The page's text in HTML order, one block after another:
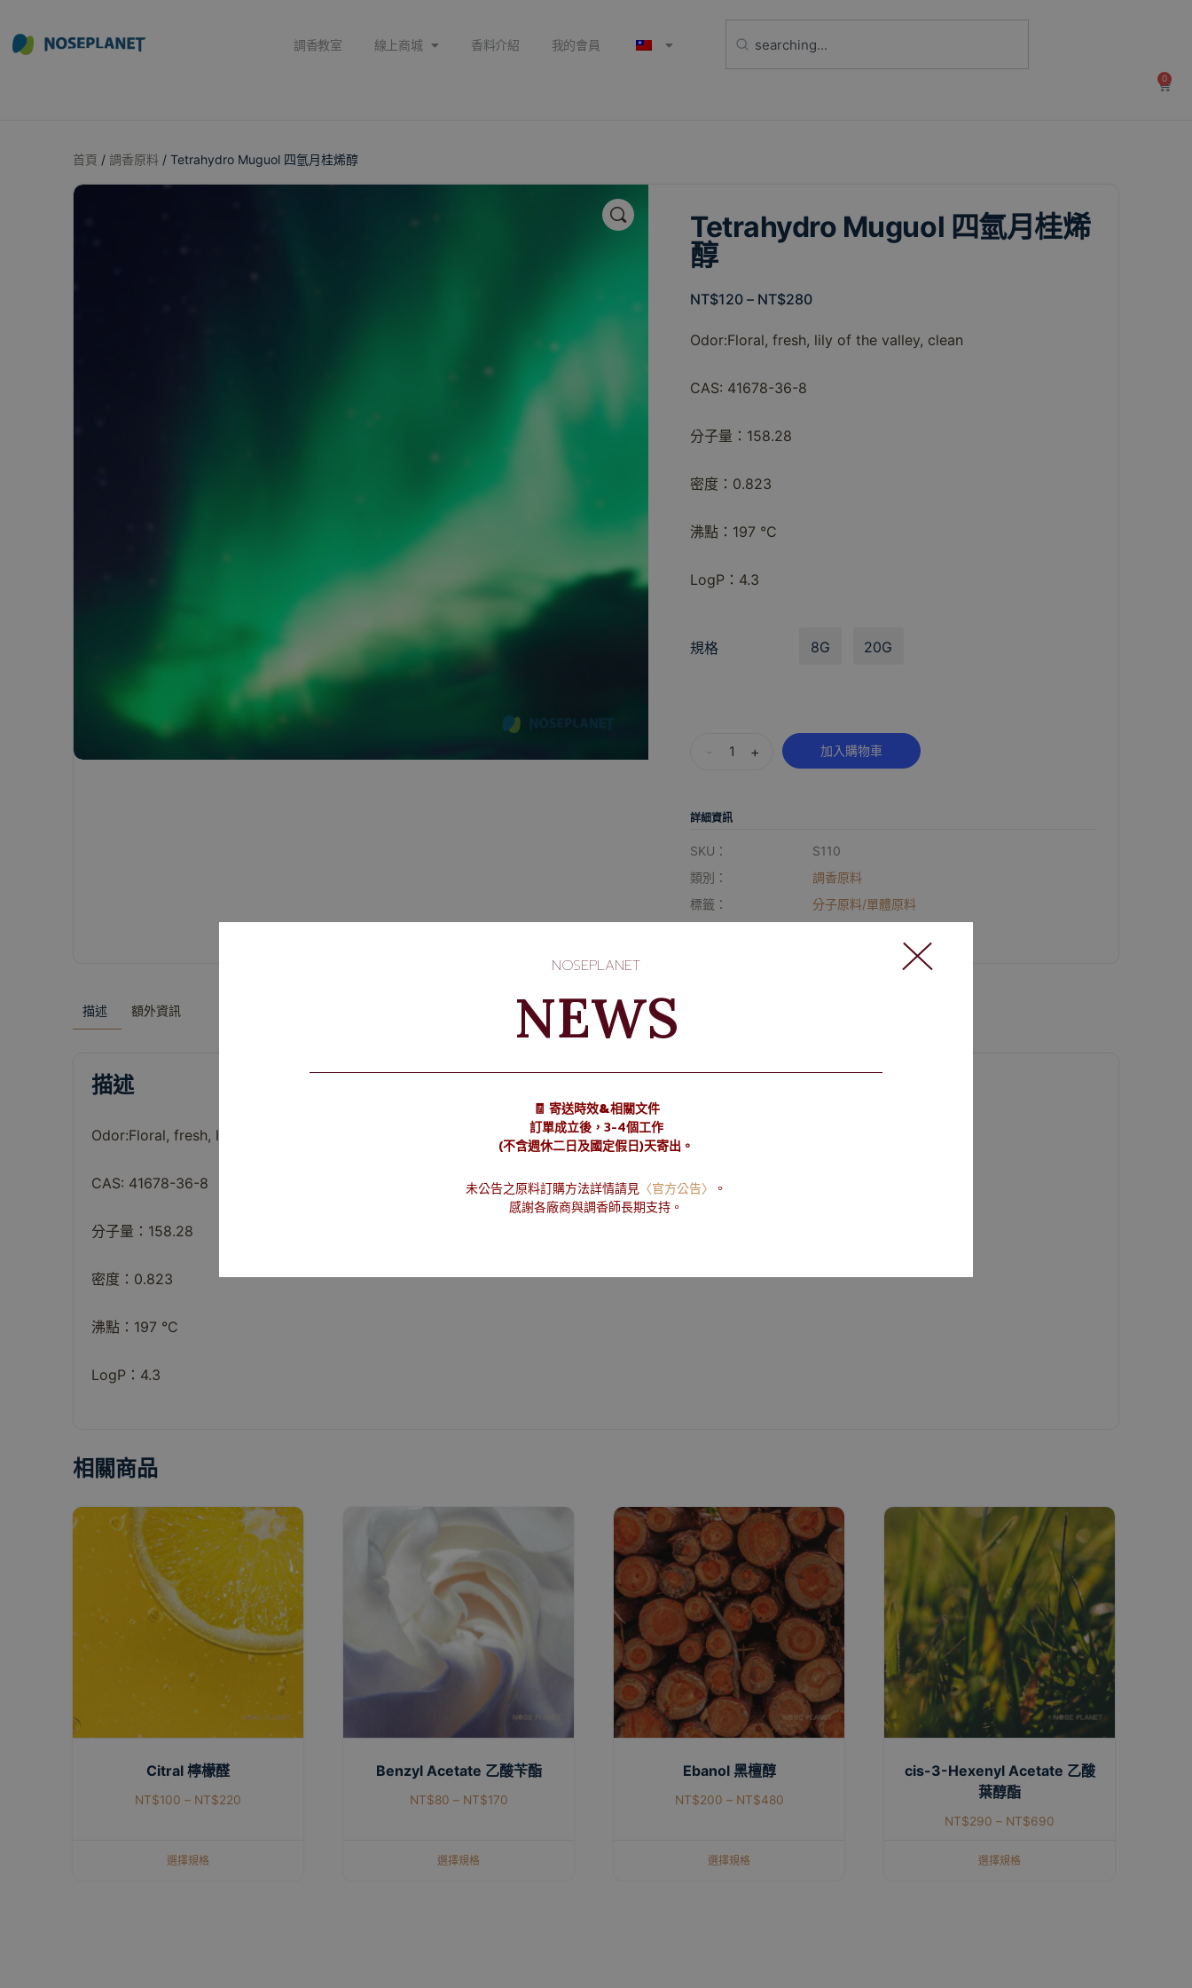
調香教室 線上商城 香料介紹 我的會員
0
首頁 / 調香原料 / Tetrahydro Muguol 四氫月桂烯醇
🔍
Tetrahydro Muguol 四氫月桂烯
醇
NT$120 – NT$280
Odor:Floral, fresh, lily of the valley, clean
CAS: 41678-36-8
分子量：158.28
密度：0.823
沸點：197 °C
LogP：4.3
規格 8G 20G
+ 加入購物車
詳細資訊
SKU：
S110
類別：
調香原料
標籤：
分子原料/單體原料
描述 額外資訊
描述
Odor:Floral, fresh, lily
CAS: 41678-36-8
分子量：158.28
密度：0.823
沸點：197 °C
LogP：4.3
相關商品
Citral 檸檬醛
NT$100 – NT$220
選擇規格
Benzyl Acetate 乙酸苄酯
NT$80 – NT$170
選擇規格
Ebanol 黑檀醇
NT$200 – NT$480
選擇規格
cis-3-Hexenyl Acetate 乙酸
葉醇酯
NT$290 – NT$690
選擇規格
NOSEPLANET
NEWS
🧾 寄送時效&相關文件
訂單成立後，3-4個工作
(不含週休二日及國定假日)天寄出。
未公告之原料訂購方法詳情請見 〈官方公告〉
。
感謝各廠商與調香師長期支持。